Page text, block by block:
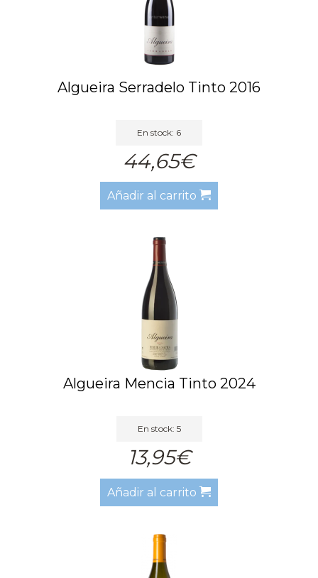
Algueira Serradelo Tinto 2016
En stock: 6
44,65€
Añadir al carrito
Algueira Mencia Tinto 2024
En stock: 5
13,95€
Añadir al carrito